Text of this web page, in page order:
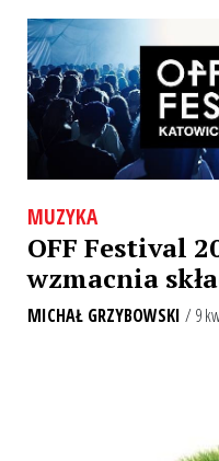
MUZYKA
OFF Festival
wzmacnia
MICHAŁ GRZYBOWSKI / 9